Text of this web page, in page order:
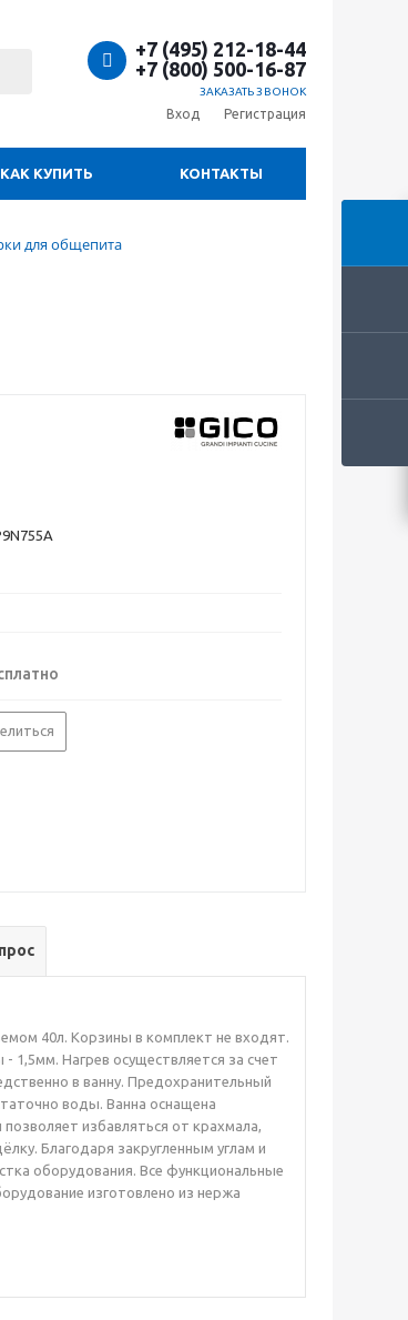
+7 (495) 212-18-44
+7 (800) 500-16-87
ЗАКАЗАТЬ ЗВОНОК
Вход Регистрация
КАК КУПИТЬ КОНТАКТЫ
для общепита
40л. Корзины в комплект не входят.
1,5мм. Нагрев осуществляется за счет
в ванну. Предохранительный
воды. Ванна оснащена
избавляться от крахмала,
Благодаря закругленным углам и
оборудования. Все функциональные
изготовлено из нержа